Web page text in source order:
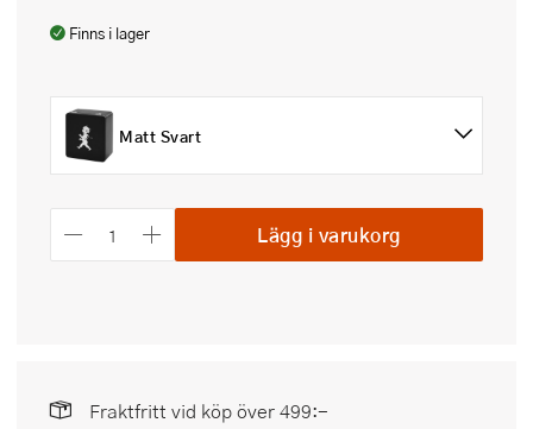
Finns i lager
Matt Svart
Lägg i varukorg
Fraktfritt vid köp över 499:-